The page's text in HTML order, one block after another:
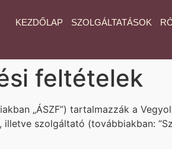
KEZDŐLAP SZOLGÁLTATÁSOK
feltételek
„ÁSZF”) tartalmazzák a
szolgáltató (továbbiakban: